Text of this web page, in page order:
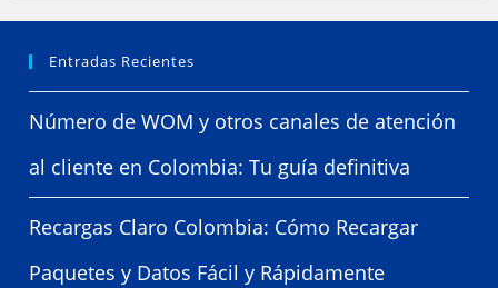
Entradas Recientes
Número de WOM y otros canales de atención
al cliente en Colombia: Tu guía definitiva
Recargas Claro Colombia: Cómo Recargar
Paquetes y Datos Fácil y Rápidamente